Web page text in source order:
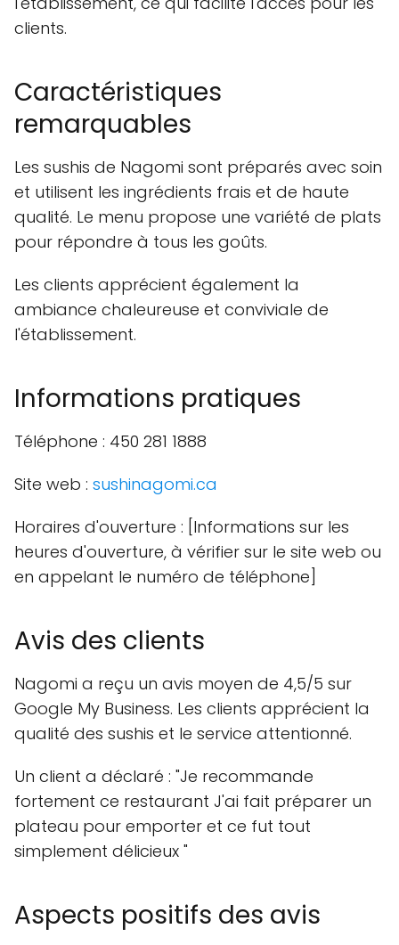
clients.
Caractéristiques
remarquables
Les sushis de Nagomi sont préparés avec soin
et utilisent les ingrédients frais et de haute
qualité. Le menu propose une variété de plats
pour répondre à tous les goûts.
Les clients apprécient également la
ambiance chaleureuse et conviviale de
l'établissement.
Informations pratiques
Téléphone : 450 281 1888
Site web : sushinagomi.ca
Horaires d'ouverture : [Informations sur les
heures d'ouverture, à vérifier sur le site web ou
en appelant le numéro de téléphone]
Avis des clients
Nagomi a reçu un avis moyen de 4,5/5 sur
Google My Business. Les clients apprécient la
qualité des sushis et le service attentionné.
Un client a déclaré : "Je recommande
fortement ce restaurant J'ai fait préparer un
plateau pour emporter et ce fut tout
simplement délicieux "
Aspects positifs des avis